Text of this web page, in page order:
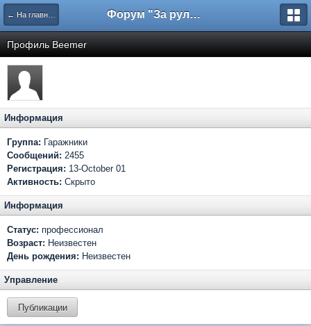
← На главную Форум "За рулем"
Профиль Beemer
Информация
Группа: Гаражники
Сообщений: 2455
Регистрация: 13-October 01
Активность: Скрыто
Информация
Статус: профессионал
Возраст: Неизвестен
День рождения: Неизвестен
Управление
Публикации